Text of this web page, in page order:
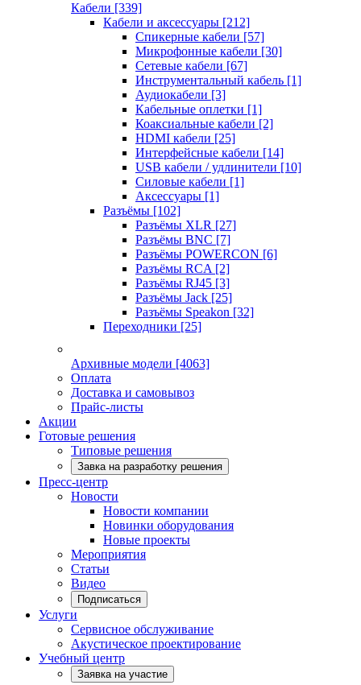
Кабели [339]
Кабели и аксессуары [212]
Спикерные кабели [57]
Микрофонные кабели [30]
Сетевые кабели [67]
Инструментальный кабель [1]
Аудиокабели [3]
Кабельные оплетки [1]
Коаксиальные кабели [2]
HDMI кабели [25]
Интерфейсные кабели [14]
USB кабели / удлинители [10]
Силовые кабели [1]
Аксессуары [1]
Разъёмы [102]
Разъёмы XLR [27]
Разъёмы BNC [7]
Разъёмы POWERCON [6]
Разъёмы RCA [2]
Разъёмы RJ45 [3]
Разъёмы Jack [25]
Разъёмы Speakon [32]
Переходники [25]
Архивные модели [4063]
Оплата
Доставка и самовывоз
Прайс-листы
Акции
Готовые решения
Типовые решения
Завка на разработку решения
Пресс-центр
Новости
Новости компании
Новинки оборудования
Новые проекты
Мероприятия
Статьи
Видео
Подписаться
Услуги
Сервисное обслуживание
Акустическое проектирование
Учебный центр
Заявка на участие